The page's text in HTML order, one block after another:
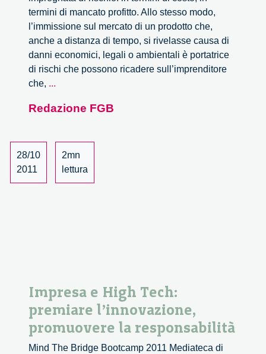
termini di mancato profitto. Allo stesso modo,
l’immissione sul mercato di un prodotto che,
anche a distanza di tempo, si rivelasse causa di
danni economici, legali o ambientali è portatrice
di rischi che possono ricadere sull’imprenditore
che, ...
2011
Redazione FGB
28/10
2011
2mn
lettura
Impresa e High Tech:
premiare l’innovazione,
promuovere la responsabilità
Mind The Bridge Bootcamp 2011 Mediateca di